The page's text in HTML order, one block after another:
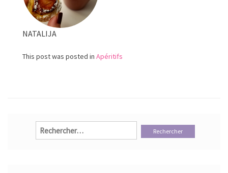
NATALIJA
This post was posted in Apéritifs
Rechercher :